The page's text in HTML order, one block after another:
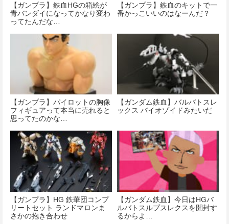
【ガンプラ】鉄血HGの箱絵が
青バンダイになってかなり変わ
ってたんだな…
【ガンプラ】鉄血のキットで一
番かっこいいのはなーんだ？
【ガンプラ】パイロットの胸像
フィギュアって本当に売れると
思ってたのかな…
【ガンダム鉄血】バルバトスレ
ックス バイオゾイドみたいだ
【ガンプラ】HG 鉄華団コンプ
リートセット ランドマロンま
さかの抱き合わせ
【ガンダム鉄血】今日はHGバ
ルバトスルプスレクスを開封す
るからよ…